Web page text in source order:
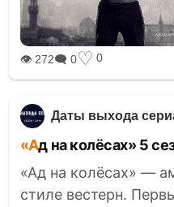
👁 272🗨 0♡ 0
Даты выхода
«Ад на колёсах» 5
«Ад на колёсах» —
стиле вестерн.